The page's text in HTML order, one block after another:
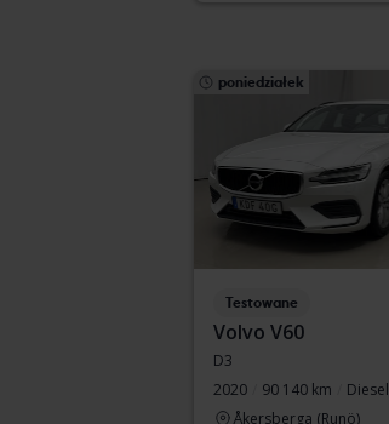
poniedziałek
Testowane
Volvo V60
D3
2020
90 140 km
Diesel
Åkersberga (Runö)